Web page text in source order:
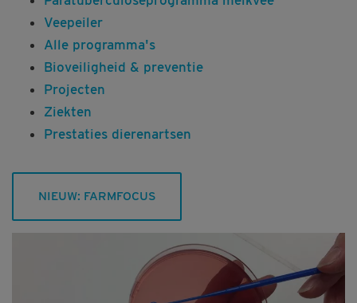
Veepeiler
Alle programma's
Bioveiligheid & preventie
Projecten
Ziekten
Prestaties dierenartsen
NIEUW: FARMFOCUS